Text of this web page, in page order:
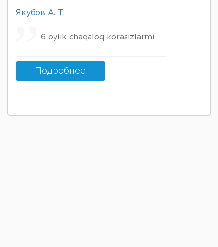
Якубов А. Т.
6 oylik chaqaloq korasizlarmi
Подробнее